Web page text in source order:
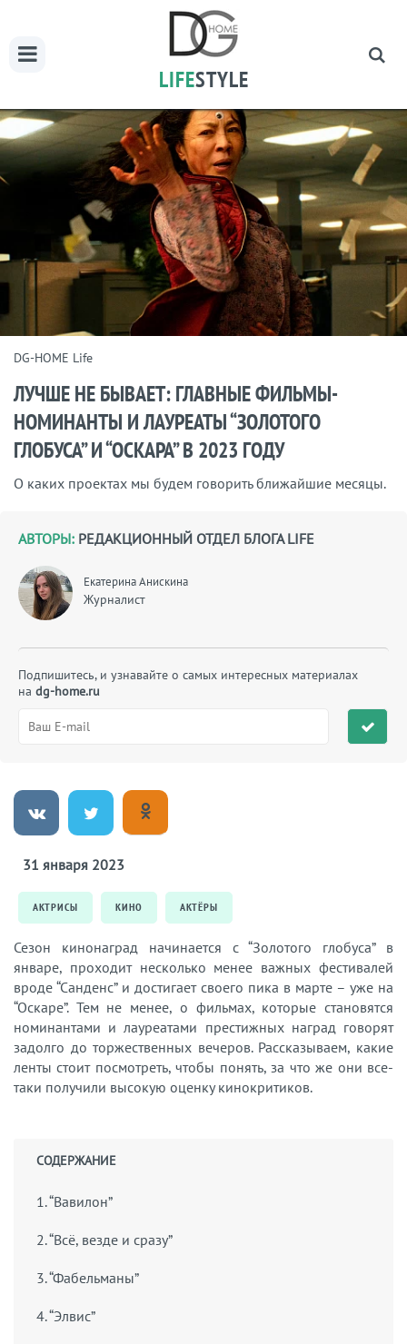
LIFESTYLE
DG-HOME Life
ЛУЧШЕ НЕ БЫВАЕТ: ГЛАВНЫЕ ФИЛЬМЫ-
НОМИНАНТЫ И ЛАУРЕАТЫ “ЗОЛОТОГО
ГЛОБУСА” И “ОСКАРА” В 2023 ГОДУ
О каких проектах мы будем говорить ближайшие месяцы.
АВТОРЫ: РЕДАКЦИОННЫЙ ОТДЕЛ БЛОГА LIFE
Екатерина Анискина
Журналист
Подпишитесь, и узнавайте о самых интересных материалах
на dg-home.ru
31 января 2023
АКТРИСЫ КИНО АКТЁРЫ
Сезон кинонаград начинается с “Золотого глобуса” в
январе, проходит несколько менее важных фестивалей
вроде “Санденс” и достигает своего пика в марте – уже на
“Оскаре”. Тем не менее, о фильмах, которые становятся
номинантами и лауреатами престижных наград говорят
задолго до торжественных вечеров. Рассказываем, какие
ленты стоит посмотреть, чтобы понять, за что же они все-
таки получили высокую оценку кинокритиков.
СОДЕРЖАНИЕ
1. “Вавилон”
2. “Всё, везде и сразу”
3. “Фабельманы”
4. “Элвис”